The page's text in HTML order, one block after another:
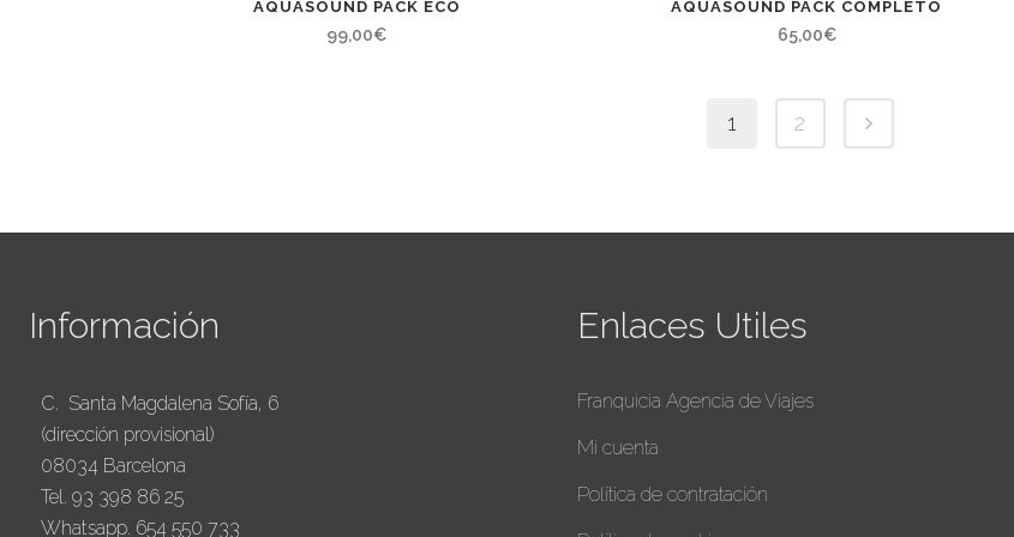
AQUASOUND PACK ECO
99,00€
AQUASOUND PACK COMPLETO
65,00€
1 2
Información
C. Santa Magdalena Sofía, 6
(dirección provisional)
08034 Barcelona
Tel. 93 398 86 25
Whatsapp. 654 550 733
Enlaces Utiles
Franquicia Agencia de Viajes
Mi cuenta
Política de contratación